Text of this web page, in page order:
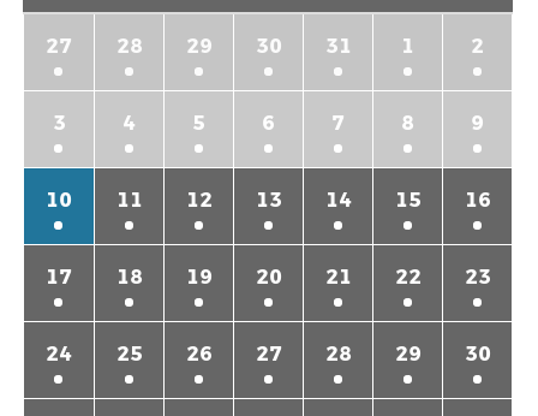
27 28 29 30 31 1 2
3 4 5 6 7 8 9
10 11 12 13 14 15 16
17 18 19 20 21 22 23
24 25 26 27 28 29 30